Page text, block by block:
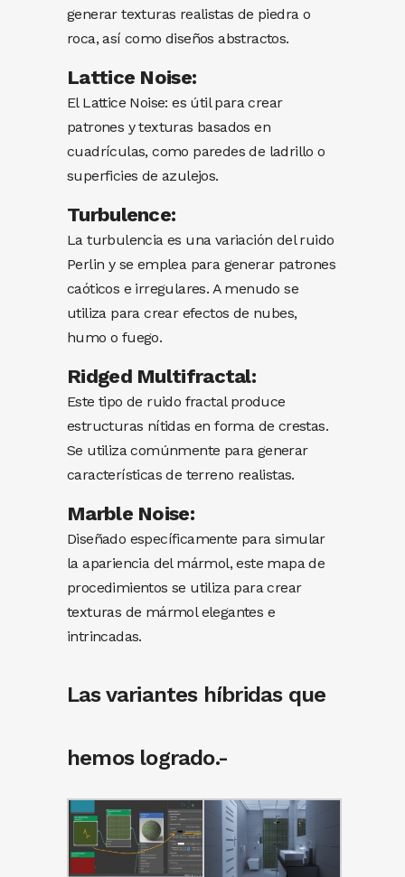
generar texturas realistas de piedra o
roca, así como diseños abstractos.
Lattice Noise:
El Lattice Noise: es útil para crear
patrones y texturas basados ​​en
cuadrículas, como paredes de ladrillo o
superficies de azulejos.
Turbulence:
La turbulencia es una variación del ruido
Perlin y se emplea para generar patrones
caóticos e irregulares. A menudo se
utiliza para crear efectos de nubes,
humo o fuego.
Ridged Multifractal:
Este tipo de ruido fractal produce
estructuras nítidas en forma de crestas.
Se utiliza comúnmente para generar
características de terreno realistas.
Marble Noise:
Diseñado específicamente para simular
la apariencia del mármol, este mapa de
procedimientos se utiliza para crear
texturas de mármol elegantes e
intrincadas.
Las variantes híbridas que
hemos logrado.-